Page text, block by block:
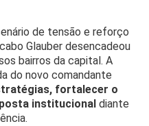
de tensão e reforço
Glauber desencadeou
bairros da capital. A
do novo comandante
fortalecer o
institucional diante